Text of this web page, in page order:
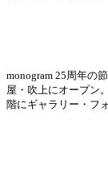
monogram 25周年の
屋・吹上にオープン
階にギャラリー・フ